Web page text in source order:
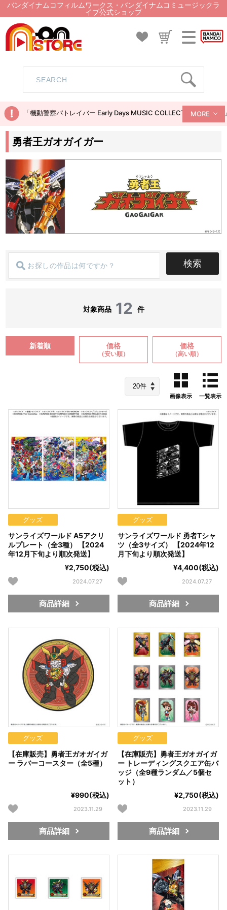
バンダイナムコフィルムワークス・バンダイナムコミュージックラ
イブ公式ショップ
「機動警察パトレイバー Early Days MUSIC COLLECTION CD
MORE
勇者王ガオガイガー
検索
対象商品 12 件
新着順 価格
（安い順）
価格
（高い順）
画像表示 一覧表示
グッズ
サンライズワールド A5アクリ
ルプレート（全3種） 【2024
年12月下旬より順次発送】
¥2,750(税込)
2024.07.27
商品詳細
グッズ
サンライズワールド 勇者Tシャ
ツ（全3サイズ） 【2024年12
月下旬より順次発送】
¥4,400(税込)
2024.07.27
商品詳細
グッズ
【在庫販売】勇者王ガオガイガ
ー ラバーコースター（全5種）
¥990(税込)
2023.11.29
商品詳細
グッズ
【在庫販売】勇者王ガオガイガ
ー トレーディングスクエア缶バ
ッジ（全9種ランダム／5個セ
ット）
¥2,750(税込)
2023.11.29
商品詳細